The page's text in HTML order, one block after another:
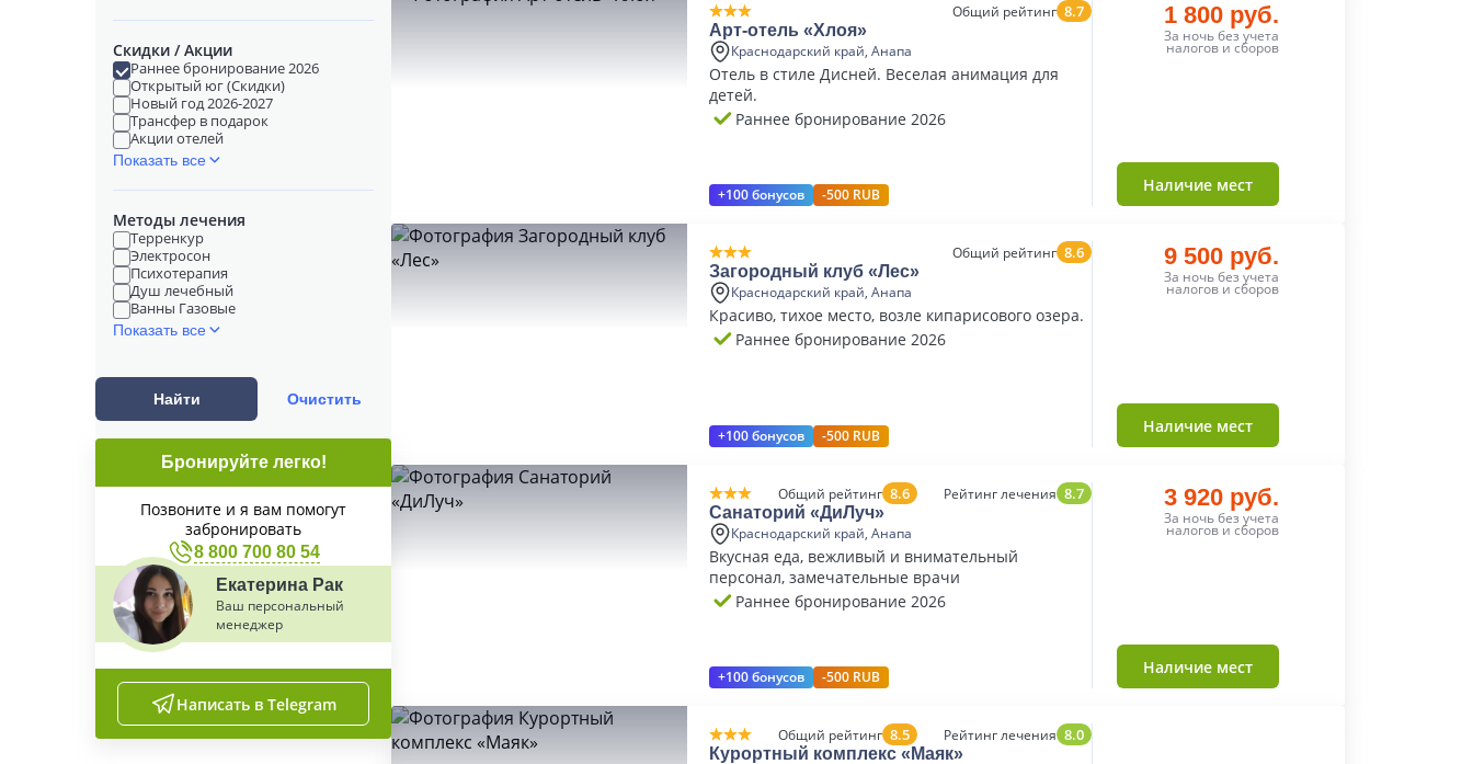
Скидки / Акции
Раннее бронирование 2026
Открытый юг (Скидки)
Новый год 2026-2027
Трансфер в подарок
Акции отелей
Показать все
Методы лечения
Терренкур
Электросон
Психотерапия
Душ лечебный
Ванны Газовые
Показать все
Найти Очистить
Бронируйте легко!
Позвоните и я вам помогут
забронировать
8 800 700 80 54
Екатерина Рак
Ваш персональный
менеджер
Написать в Telegram
Общий рейтинг 8.7
Арт-отель «Хлоя»
Краснодарский край, Анапа
Отель в стиле Дисней. Веселая анимация для
детей.
Раннее бронирование 2026
+100 бонусов -500 RUB
1 800 руб.
За ночь без учета
налогов и сборов
Наличие мест
Общий рейтинг 8.6
Загородный клуб «Лес»
Краснодарский край, Анапа
Красиво, тихое место, возле кипарисового озера.
Раннее бронирование 2026
+100 бонусов -500 RUB
9 500 руб.
За ночь без учета
налогов и сборов
Наличие мест
Общий рейтинг 8.6 Рейтинг лечения 8.7
Санаторий «ДиЛуч»
Краснодарский край, Анапа
Вкусная еда, вежливый и внимательный
персонал, замечательные врачи
Раннее бронирование 2026
+100 бонусов -500 RUB
3 920 руб.
За ночь без учета
налогов и сборов
Наличие мест
Общий рейтинг 8.5 Рейтинг лечения 8.0
Курортный комплекс «Маяк»